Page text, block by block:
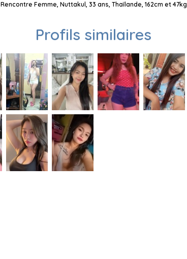
Rencontre Femme, Nuttakul​, 33 ans, Thaïlande, 162cm et 47kg
Profils similaires